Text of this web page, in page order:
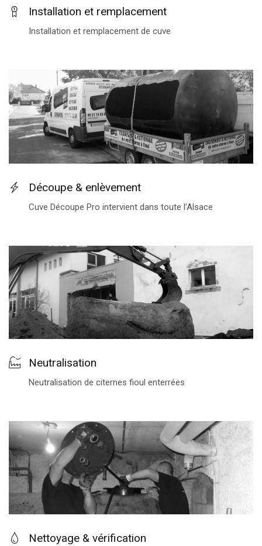
Installation et remplacement
Installation et remplacement de cuve
Découpe & enlèvement
Cuve Découpe Pro intervient dans toute l’Alsace
Neutralisation
Neutralisation de citernes fioul enterrées
Nettoyage & vérification